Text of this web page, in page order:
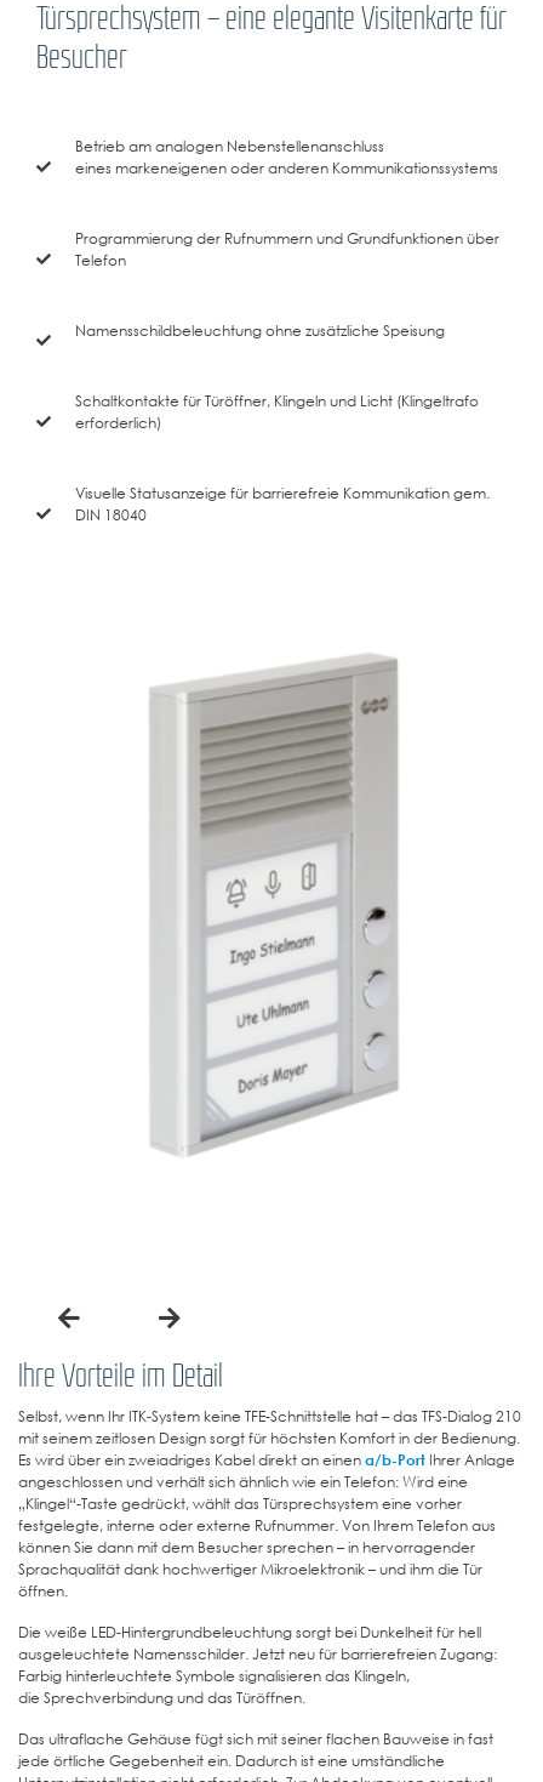
Türsprechsystem – eine elegante Visitenkarte für
Besucher
Betrieb am analogen Nebenstellenanschluss
eines markeneigenen oder anderen Kommunikationssystems
Programmierung der Rufnummern und Grundfunktionen über
Telefon
Namensschildbeleuchtung ohne zusätzliche Speisung
Schaltkontakte für Türöffner, Klingeln und Licht (Klingeltrafo
erforderlich)
Visuelle Statusanzeige für barrierefreie Kommunikation gem.
DIN 18040
Ihre Vorteile im Detail
Selbst, wenn Ihr ITK-System keine TFE-Schnittstelle hat – das TFS-Dialog 210
mit seinem zeitlosen Design sorgt für höchsten Komfort in der Bedienung.
Es wird über ein zweiadriges Kabel direkt an einena/b-Port Ihrer Anlage
angeschlossen und verhält sich ähnlich wie ein Telefon: Wird eine
„Klingel“-Taste gedrückt, wählt das Türsprechsystem eine vorher
festgelegte, interne oder externe Rufnummer. Von Ihrem Telefon aus
können Sie dann mit dem Besucher sprechen – in hervorragender
Sprachqualität dank hochwertiger Mikroelektronik – und ihm die Tür
öffnen.
Die weiße LED-Hintergrundbeleuchtung sorgt bei Dunkelheit für hell
ausgeleuchtete Namensschilder. Jetzt neu für barrierefreien Zugang:
Farbig hinterleuchtete Symbole signalisieren das Klingeln,
die Sprechverbindung und das Türöffnen.
Das ultraflache Gehäuse fügt sich mit seiner flachen Bauweise in fast
jede örtliche Gegebenheit ein. Dadurch ist eine umständliche